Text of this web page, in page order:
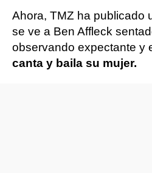
Ahora, TMZ ha publicado
se ve a Ben Affleck
observando expectante y
canta y baila su mujer.